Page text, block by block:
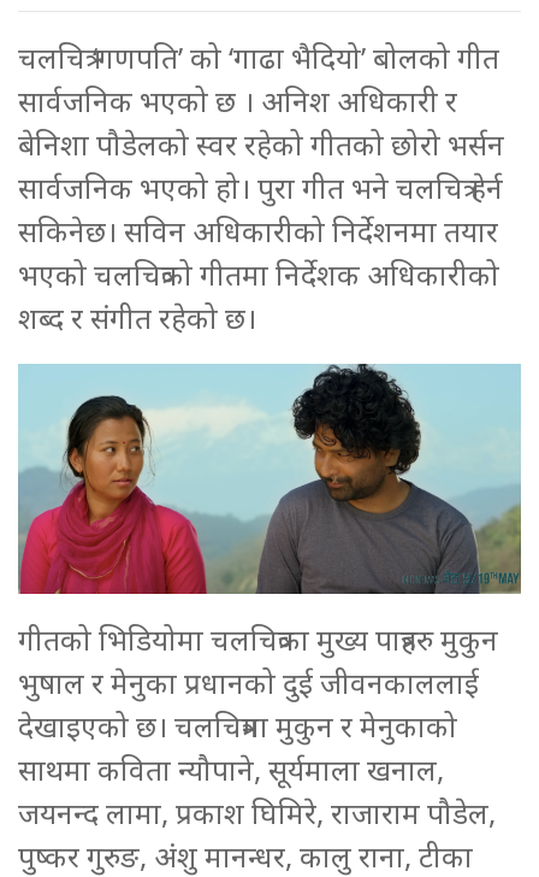
चलचित्र ‘गणपति’ को ‘गाढा भैदियो’ बोलको गीत
सार्वजनिक भएको छ । अनिश अधिकारी र
बेनिशा पौडेलको स्वर रहेको गीतको छोरो भर्सन
सार्वजनिक भएको हो। पुरा गीत भने चलचित्र हेर्न
सकिनेछ। सविन अधिकारीको निर्देशनमा तयार
भएको चलचित्रको गीतमा निर्देशक अधिकारीको
शब्द र संगीत रहेको छ।
गीतको भिडियोमा चलचित्रका मुख्य पात्रहरु मुकुन
भुषाल र मेनुका प्रधानको दुई जीवनकाललाई
देखाइएको छ। चलचित्रमा मुकुन र मेनुकाको
साथमा कविता न्यौपाने, सूर्यमाला खनाल,
जयनन्द लामा, प्रकाश घिमिरे, राजाराम पौडेल,
पुष्कर गुरुङ, अंशु मानन्धर, कालु राना, टीका